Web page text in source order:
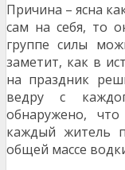
Причина – ясна
сам на себя, то
группе силы
заметит, как в
на праздник
ведру с
обнаружено,
каждый житель
общей массе